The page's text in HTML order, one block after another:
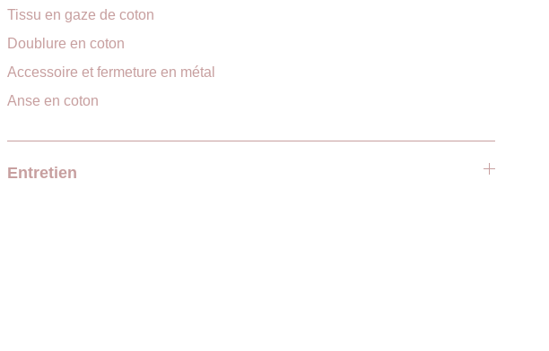
Tissu en gaze de coton
Doublure en coton
Accessoire et fermeture en métal
Anse en coton
Entretien